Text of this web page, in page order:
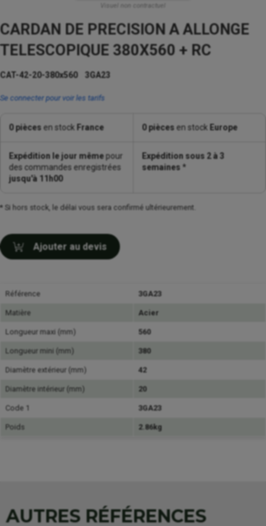
Visuel non contractuel
CARDAN DE PRECISION A ALLONGE
TELESCOPIQUE 380X560 + RC
CAT-42-20-380x560 3GA23
Se connecter pour voir les tarifs
0 piècesen stock France 0 piècesen stock Europe
Expédition le jour mêmepour
des commandes enregistrées
jusqu'à 11h00
Expédition sous 2 à 3
semaines *
* Si hors stock, le délai vous sera confirmé ultérieurement.
Ajouter au devis
Référence 3GA23
Matière Acier
Longueur maxi (mm) 560
Longueur mini (mm) 380
Diamètre extérieur (mm) 42
Diamètre intérieur (mm) 20
Code 1 3GA23
Poids 2.86kg
AUTRES RÉFÉRENCES